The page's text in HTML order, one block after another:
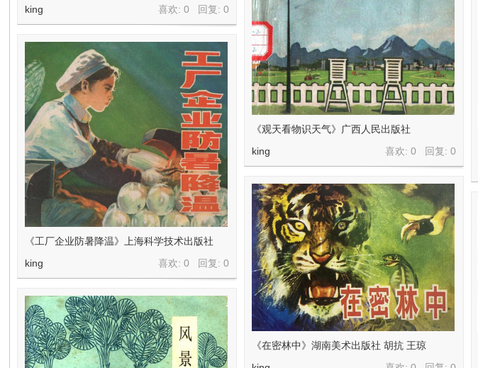
喜欢: 0 回复:0
king
《观天看物识天气》广西人民出版社
喜欢: 0 回复:0
king
《工厂企业防暑降温》上海科学技术出版社
喜欢: 0 回复:0
king
《在密林中》湖南美术出版社 胡抗 王琼